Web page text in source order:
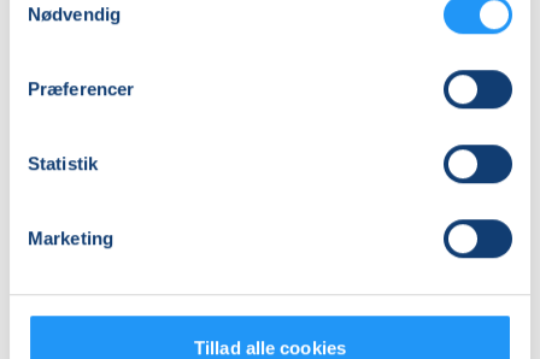
Nødvendig
Præferencer
Statistik
Marketing
Tillad alle cookies
Yoga
tors. 20.08.2026, 10.00
Klangmeditation
fre. 21.08.2026, 09.00